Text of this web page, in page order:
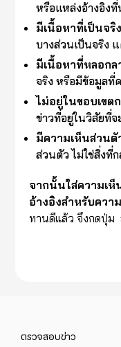
หรือแหล่งอ้างอิงที่
มีเนื้อหาที่เป็นจริ
บางส่วนเป็นจริง
มีเนื้อหาที่หลอกล
จริง หรือมีข้อมูลที่
ไม่อยู่ในขอบเขต
ข่าวที่อยู่ในวิสัยที่จ
มีความเห็นส่วนตั
ส่วนตัว ไม่ใช่สิ่งที่ก
จากนั้นใส่ความเห็
อ้างอิงสำหรับควา
ทานดีแล้ว จึงกดปุ่ม
ตรวจสอบข่าว